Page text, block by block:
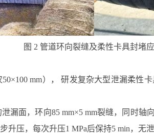
图 2 管道环向裂缝及柔性卡具封堵
mm）， 研发复杂大型泄漏柔性
面，环向85 mm×5 mm裂缝，同时轴
压，每次升压1 MPa后保持5 min，无